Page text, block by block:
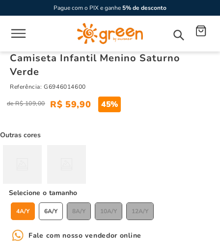
Pague com o PIX e ganhe 5% de desconto
Camiseta Infantil Menino Saturno
Verde
Referência:G6946014600
R$ 109,00 R$ 59,90 45%
Outras cores
tamanho
4A/Y 6A/Y 8A/Y 10A/Y 12A/Y
Fale com nosso vendedor online